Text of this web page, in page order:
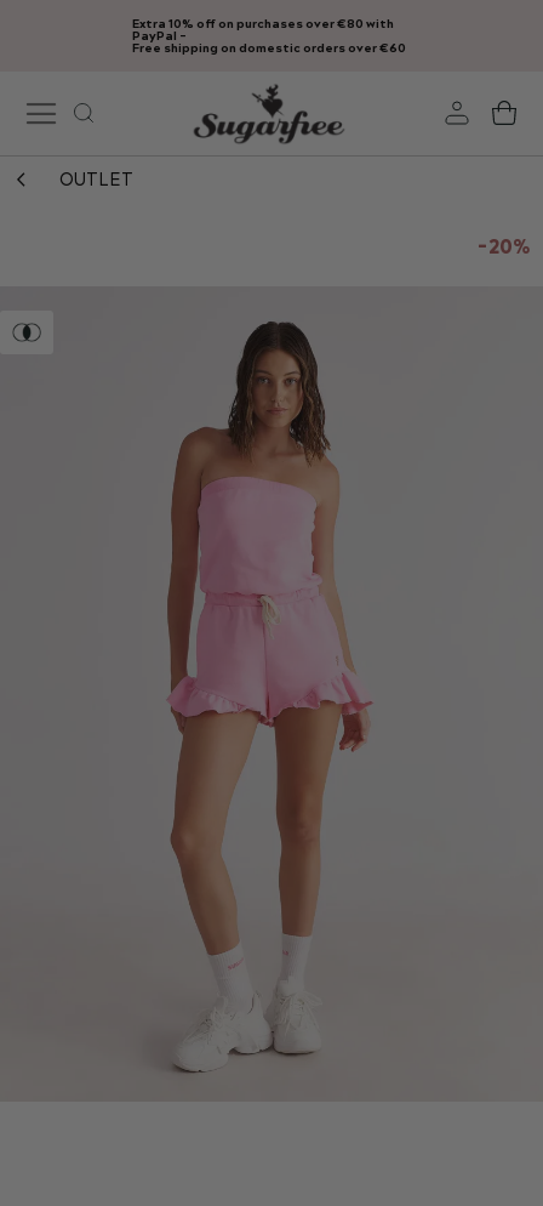
Skip
to
Extra 10% off on purchases over €80 with
PayPal -
Free shipping on domestic orders over €60
OUTLET
the
-20%